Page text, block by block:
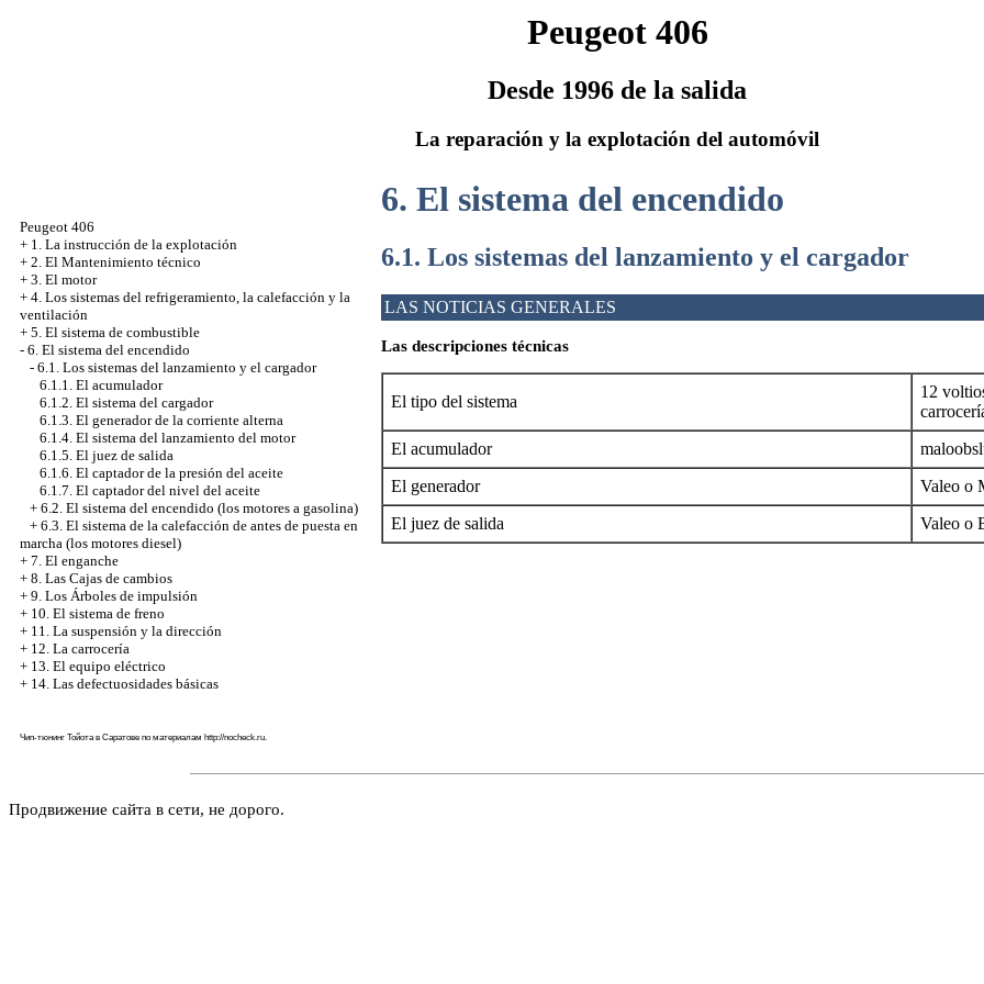
Peugeot 406
Desde 1996 de la salida
La reparación y la explotación del automóvil
Peugeot 406
+ 1. La instrucción de la explotación
+ 2. El Mantenimiento técnico
+ 3. El motor
+ 4. Los sistemas del refrigeramiento, la calefacción y la
ventilación
+ 5. El sistema de combustible
- 6. El sistema del encendido
- 6.1. Los sistemas del lanzamiento y el cargador
6.1.1. El acumulador
6.1.2. El sistema del cargador
6.1.3. El generador de la corriente alterna
6.1.4. El sistema del lanzamiento del motor
6.1.5. El juez de salida
6.1.6. El captador de la presión del aceite
6.1.7. El captador del nivel del aceite
+ 6.2. El sistema del encendido (los motores a gasolina)
+ 6.3. El sistema de la calefacción de antes de puesta en
marcha (los motores diesel)
+ 7. El enganche
+ 8. Las Cajas de cambios
+ 9. Los Árboles de impulsión
+ 10. El sistema de freno
+ 11. La suspensión y la dirección
+ 12. La carrocería
+ 13. El equipo eléctrico
+ 14. Las defectuosidades básicas
Чип-тюнинг Тойота в Саратове по материалам http://nocheck.ru.
6. El sistema del encendido
6.1. Los sistemas del lanzamiento y el cargador
LAS NOTICIAS GENERALES
Las descripciones técnicas
El tipo del sistema
12
El acumulador
El generador
Valeo o
El juez de salida
Valeo o
Продвижение сайта в сети, не дорого.